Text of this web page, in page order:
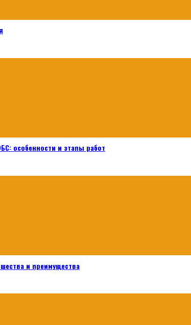
особенности и этапы работ
и преимущества